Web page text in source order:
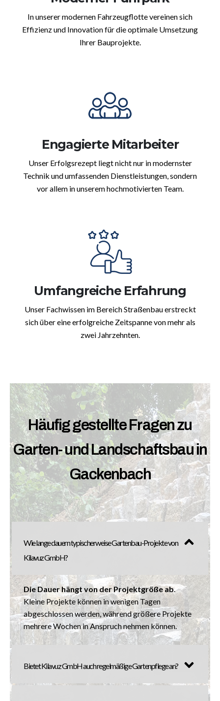
In unserer modernen Fahrzeugflotte vereinen sich
Effizienz und Innovation für die optimale Umsetzung
Ihrer Bauprojekte.
Engagierte Mitarbeiter
Unser Erfolgsrezept liegt nicht nur in modernster
Technik und umfassenden Dienstleistungen, sondern
vor allem in unserem hochmotivierten Team.
Umfangreiche Erfahrung
Unser Fachwissen im Bereich Straßenbau erstreckt
sich über eine erfolgreiche Zeitspanne von mehr als
zwei Jahrzehnten.
Häufig gestellte Fragen zu
Garten- und Landschaftsbau in
Gackenbach
Wie lange dauern typischerweise Gartenbau-Projekte von
Kilavuz GmbH?
Die Dauer hängt von der Projektgröße ab.
Kleine Projekte können in wenigen Tagen
abgeschlossen werden, während größere Projekte
mehrere Wochen in Anspruch nehmen können.
Bietet Kilavuz GmbH auch regelmäßige Gartenpflege an?